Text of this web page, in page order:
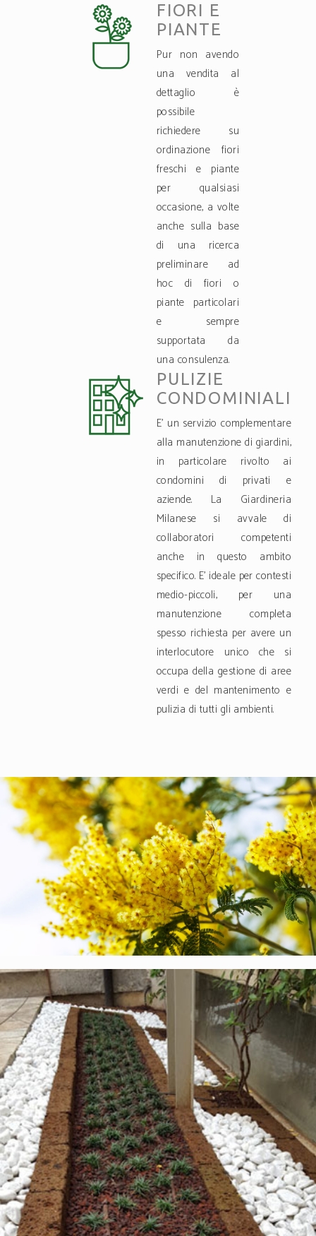
FIORI E
PIANTE
Pur non avendo
una vendita al
dettaglio è
possibile
richiedere su
ordinazione fiori
freschi e piante
per qualsiasi
occasione, a volte
anche sulla base
di una ricerca
preliminare ad
hoc di fiori o
piante particolari
e sempre
supportata da
una consulenza.
PULIZIE
CONDOMINIALI
E’ un servizio complementare
alla manutenzione di giardini,
in particolare rivolto ai
condomini di privati e
aziende. La Giardineria
Milanese si avvale di
collaboratori competenti
anche in questo ambito
specifico. E’ ideale per contesti
medio-piccoli, per una
manutenzione completa
spesso richiesta per avere un
interlocutore unico che si
occupa della gestione di aree
verdi e del mantenimento e
pulizia di tutti gli ambienti.